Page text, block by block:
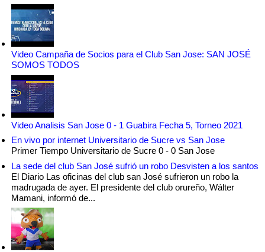
Video Campaña de Socios para el Club San Jose: SAN JOSÉ
SOMOS TODOS
Video Analisis San Jose 0 - 1 Guabira Fecha 5, Torneo 2021
En vivo por internet Universitario de Sucre vs San Jose
Primer Tiempo Universitario de Sucre 0 - 0 San Jose
La sede del club San José sufrió un robo Desvisten a los santos
El Diario Las oficinas del club san José sufrieron un robo la
madrugada de ayer. El presidente del club orureño, Wálter
Mamani, informó de...